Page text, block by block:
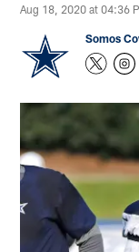
Aug 18, 2020 at 04:36
Somos